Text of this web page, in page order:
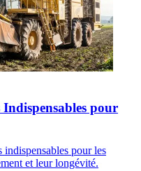
Indispensables pour
indispensables pour les
et leur longévité.